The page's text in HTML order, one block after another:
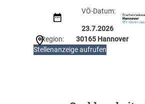
n
e
n
VÖ-Datum:
23.7.2026
Region:
30165 Hannover
Stellenanzeige aufrufen